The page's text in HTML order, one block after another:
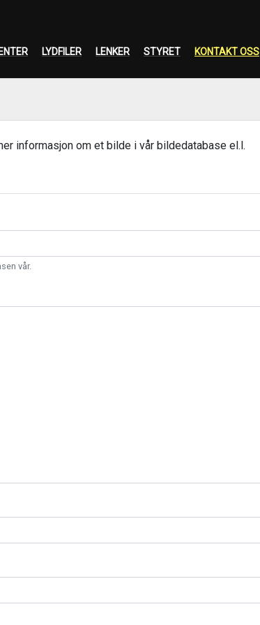
LYDFILER LENKER STYRET KONTAKT OSS
informasjon om et bilde i vår bildedatabase el.l.
vår.